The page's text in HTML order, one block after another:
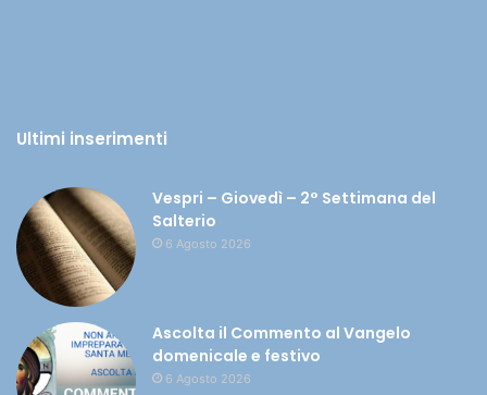
Ultimi inserimenti
Vespri – Giovedì – 2° Settimana del
Salterio
6 Agosto 2026
Ascolta il Commento al Vangelo
domenicale e festivo
6 Agosto 2026